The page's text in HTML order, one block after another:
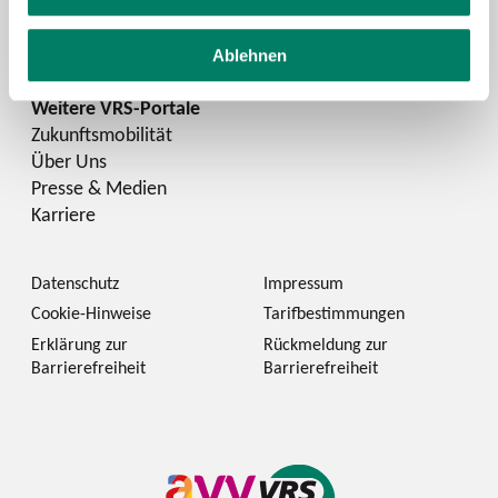
Ablehnen
LinkedIn
Zukunftsmobilität
Über Uns
Presse & Medien
Karriere
Datenschutz
Impressum
Cookie-Hinweise
Tarifbestimmungen
Erklärung zur
Barrierefreiheit
Rückmeldung zur
Barrierefreiheit